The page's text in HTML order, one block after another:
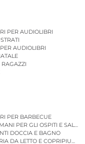
PER AUDIOLIBRI
AUDIOLIBRI
RAGAZZI
PER BARBECUE
PER GLI OSPITI E
DOCCIA E BAGNO
DA LETTO E COPRIPIUMINI